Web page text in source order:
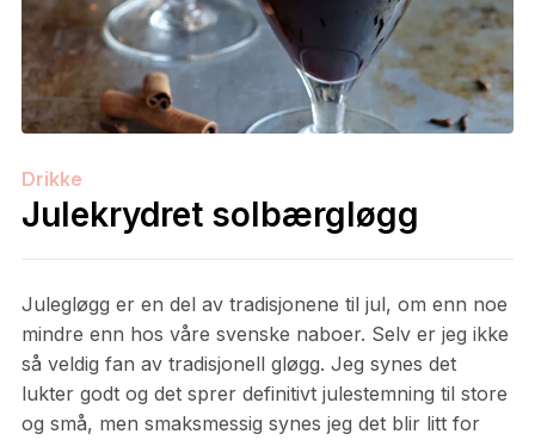
Drikke
Julekrydret solbærgløgg
Julegløgg er en del av tradisjonene til jul, om enn noe
mindre enn hos våre svenske naboer. Selv er jeg ikke
så veldig fan av tradisjonell gløgg. Jeg synes det
lukter godt og det sprer definitivt julestemning til store
og små, men smaksmessig synes jeg det blir litt for